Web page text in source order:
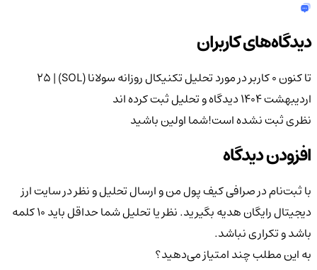
دیدگاه‌های کاربران
تا کنون 0 کاربر در مورد
تحلیل تکنیکال روزانه سولانا (SOL) | ۲۵
اردیبهشت ۱۴۰۴
دیدگاه و تحلیل ثبت کرده اند
نظری ثبت نشده است!شما اولین باشید
افزودن دیدگاه
با ثبت‌نام در صرافی کیف پول من و ارسال تحلیل و نظر در سایت ارز
دیجیتال رایگان هدیه بگیرید. نظر یا تحلیل شما حداقل باید ۱۰ کلمه
باشد و تکراری نباشد.
به این مطلب چند امتیاز می‌دهید؟